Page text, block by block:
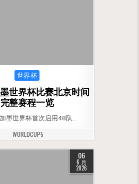
Posted in
世界杯
世界杯比赛北京时间
完整赛程一览
墨世界杯首次启用48队…
WORLDCUP5
06
6 月
2026